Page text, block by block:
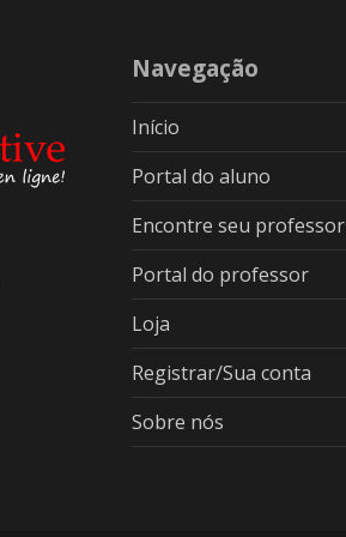
Navegação
Início
Portal do aluno
Encontre seu professor
Portal do professor
Loja
Registrar/Sua conta
Sobre nós